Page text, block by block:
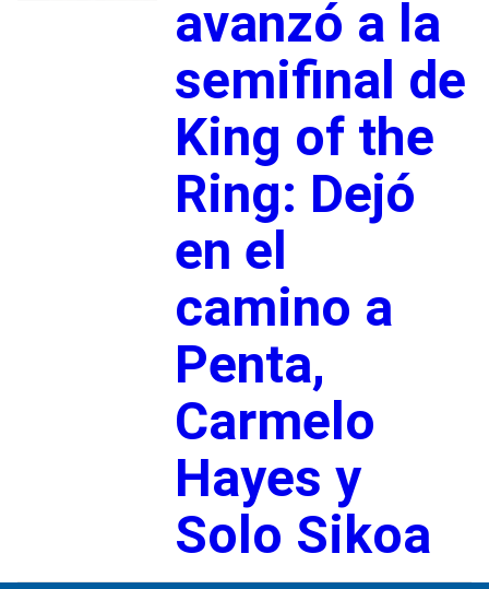
avanzó a la
semifinal de
King of the
Ring: Dejó
en el
camino a
Penta,
Carmelo
Hayes y
Solo Sikoa